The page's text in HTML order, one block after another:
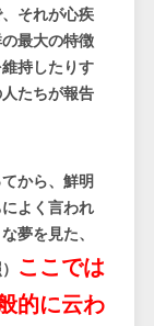
それが心疾
最大の特徴
持したりす
たちが報告
から、鮮明
よく言われ
夢を見た、
ここでは
的に云わ